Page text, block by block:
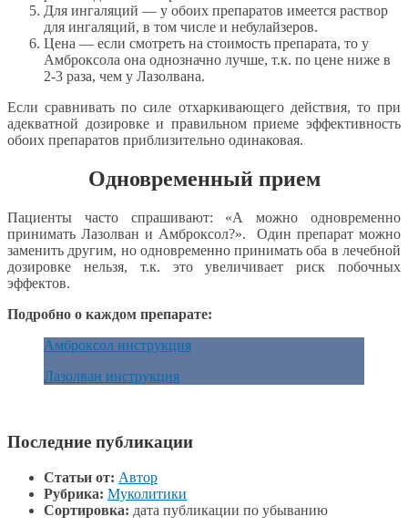
Для ингаляций — у обоих препаратов имеется раствор
для ингаляций, в том числе и небулайзеров.
Цена — если смотреть на стоимость препарата, то у
Амброксола она однозначно лучше, т.к. по цене ниже в
2-3 раза, чем у Лазолвана.
Если сравнивать по силе отхаркивающего действия, то при
адекватной дозировке и правильном приеме эффективность
обоих препаратов приблизительно одинаковая.
Одновременный прием
Пациенты часто спрашивают: «А можно одновременно
принимать Лазолван и Амброксол?». Один препарат можно
заменить другим, но одновременно принимать оба в лечебной
дозировке нельзя, т.к. это увеличивает риск побочных
эффектов.
Подробно о каждом препарате:
Амброксол инструкция
Лазолван инструкция
Последние публикации
Статьи от: Автор
Рубрика: Муколитики
Сортировка: дата публикации по убыванию